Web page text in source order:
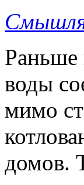
Раньше
воды
мимо
домов.